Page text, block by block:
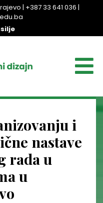
| +387 33 641 036 |
i
nastave
rada u
u